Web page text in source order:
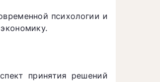
психологии и
принятия решений